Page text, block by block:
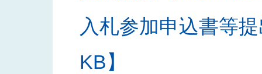
入札参加申込書等
KB】